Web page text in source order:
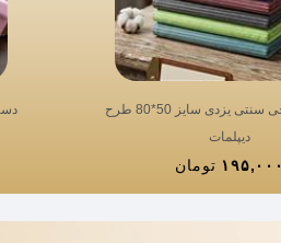
حوله دستی نخی سنتی یزدی سایز 50*80 طرح
دیپلمات
۱۹۵,۰۰۰ تومان